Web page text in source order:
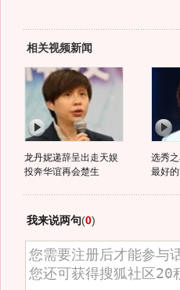
相关视频新闻
龙丹妮递辞呈出走天娱
投奔华谊再会楚生
选秀
最好
我来说两句(0)